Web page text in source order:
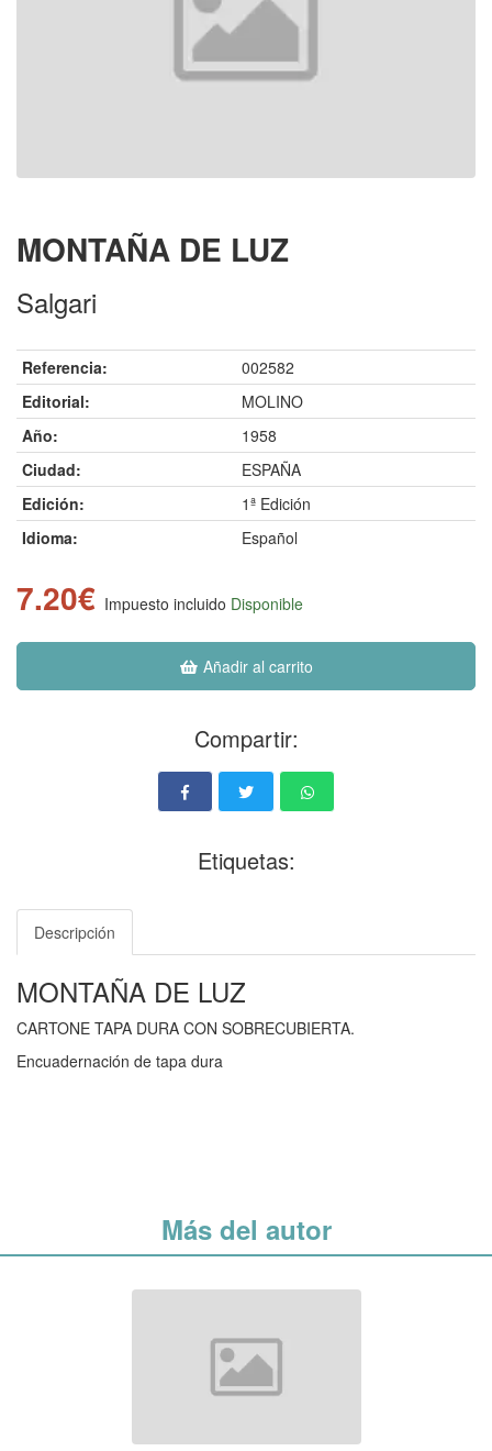
MONTAÑA DE LUZ
Salgari
Referencia:
002582
Editorial:
MOLINO
Año:
1958
Ciudad:
ESPAÑA
Edición:
1ª Edición
Idioma:
Español
7.20€ Impuesto incluido Disponible
Añadir al carrito
Compartir:
Etiquetas:
Descripción
MONTAÑA DE LUZ
CARTONE TAPA DURA CON SOBRECUBIERTA.
Encuadernación de tapa dura
Más del autor